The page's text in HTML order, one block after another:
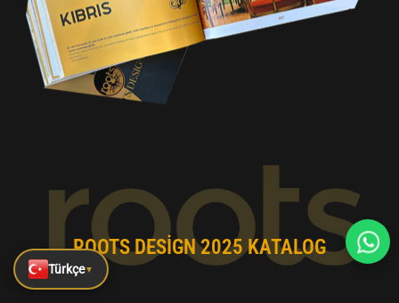
Türkçe▼
ROOTS DESIGN 2025 KATALOG